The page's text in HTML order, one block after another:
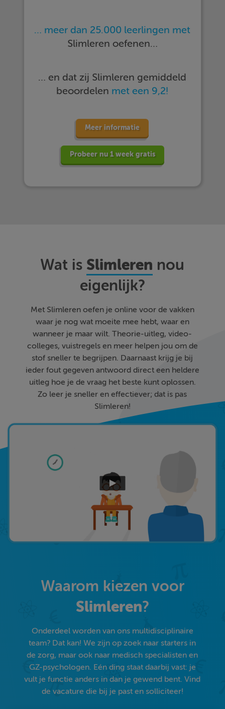
… meer dan 25.000 leerlingen met
Slimleren oefenen…
… en dat zij Slimleren gemiddeld
beoordelen met een 9,2!
Meer informatie
Probeer nu 1 week gratis
Wat is Slimleren nou
eigenlijk?
Met Slimleren oefen je online voor de vakken
waar je nog wat moeite mee hebt, waar en
wanneer je maar wilt. Theorie-uitleg, video-
colleges, vuistregels en meer helpen jou om de
stof sneller te begrijpen. Daarnaast krijg je bij
ieder fout gegeven antwoord direct een heldere
uitleg hoe je de vraag het beste kunt oplossen.
Zo leer je sneller en effectiever; dat is pas
Slimleren!
Waarom kiezen voor
Slimleren?
Onderdeel worden van ons multidisciplinaire
team? Dat kan! We zijn op zoek naar starters in
de zorg, maar ook naar medisch specialisten en
GZ-psychologen. Eén ding staat daarbij vast: je
vult je functie anders in dan je gewend bent. Vind
de vacature die bij je past en solliciteer!